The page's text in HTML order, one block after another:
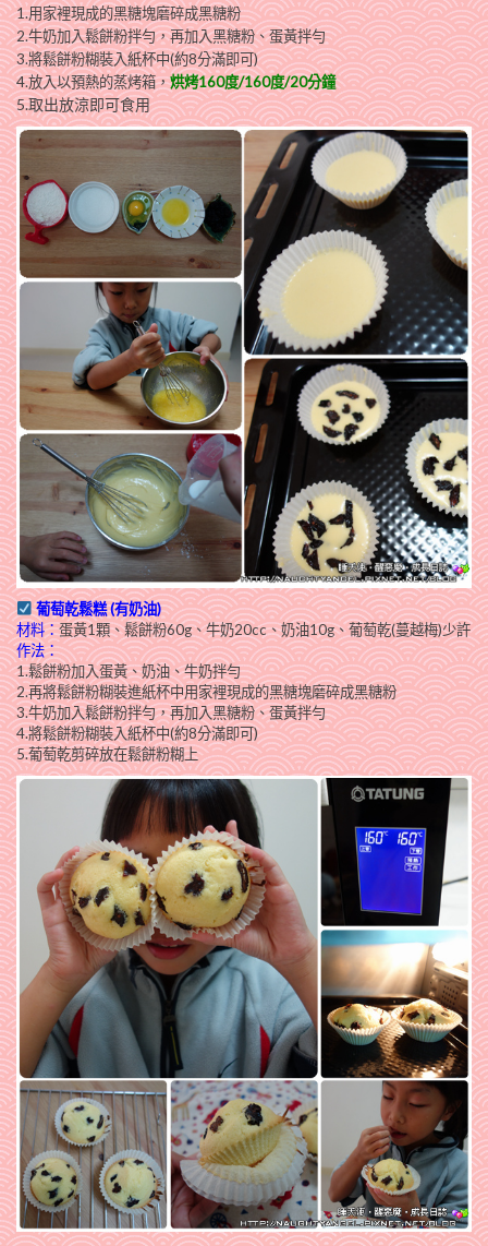
1.用家裡現成的黑糖塊磨碎成黑糖粉
2.牛奶加入鬆餅粉拌勻，再加入黑糖粉、蛋黃拌勻
3.將鬆餅粉糊裝入紙杯中(約8分滿即可)
4.放入以預熱的蒸烤箱，烘烤160度/160度/20分鐘
5.取出放涼即可食用
葡萄乾鬆糕 (有奶油)
材料：蛋黃1顆、鬆餅粉60g、牛奶20cc、奶油10g、葡萄乾(蔓越梅)少許
作法：
1.鬆餅粉加入蛋黃、奶油、牛奶拌勻
2.再將鬆餅粉糊裝進紙杯中用家裡現成的黑糖塊磨碎成黑糖粉
3.牛奶加入鬆餅粉拌勻，再加入黑糖粉、蛋黃拌勻
4.將鬆餅粉糊裝入紙杯中(約8分滿即可)
5.葡萄乾剪碎放在鬆餅粉糊上